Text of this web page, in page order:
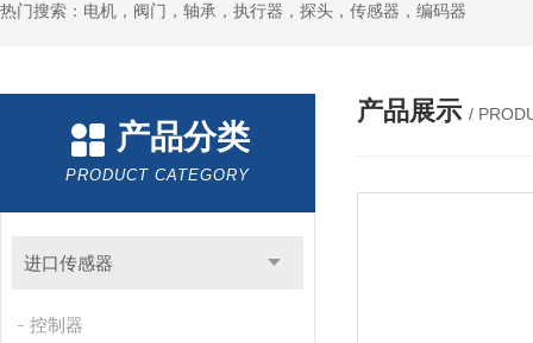
热门搜索：电机，阀门，轴承，执行器，探头，传感器，编码器
产品分类
PRODUCT CATEGORY
进口传感器
控制器
产品展示 /